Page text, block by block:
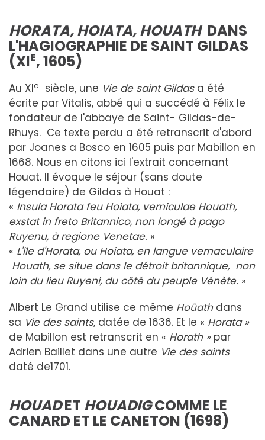
HORATA, HOIATA, HOUATH DANS
L'HAGIOGRAPHIE DE SAINT GILDAS
(XIE, 1605)
Au XIe siècle, une Vie de saint Gildas a été
écrite par Vitalis, abbé qui a succédé à Félix le
fondateur de l'abbaye de Saint- Gildas-de-
Rhuys. Ce texte perdu a été retranscrit d'abord
par Joanes a Bosco en 1605 puis par Mabillon en
1668. Nous en citons ici l'extrait concernant
Houat. Il évoque le séjour (sans doute
légendaire) de Gildas à Houat :
« Insula Horata feu Hoiata, verniculae Houath,
exstat in freto Britannico, non longé à pago
Ruyenu, à regione Venetae. »
« L'île d'Horata, ou Hoiata, en langue vernaculaire
Houath, se situe dans le détroit britannique, non
loin du lieu Ruyeni, du côté du peuple Vénète. »
Albert Le Grand utilise ce même Hoüath dans
sa Vie des saints, datée de 1636. Et le « Horata »
de Mabillon est retranscrit en « Horath » par
Adrien Baillet dans une autre Vie des saints
daté de1701.
HOUADET HOUADIGCOMME LE
CANARD ET LE CANETON (1698)